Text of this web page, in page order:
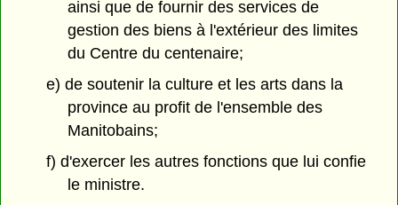
ainsi que de fournir des services de
gestion des biens à l'extérieur des limites
du Centre du centenaire;
e) de soutenir la culture et les arts dans la
province au profit de l'ensemble des
Manitobains;
f) d'exercer les autres fonctions que lui confie
le ministre.